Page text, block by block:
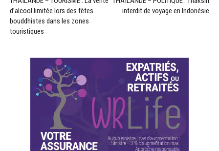
d’alcool limitée lors des fêtes
bouddhistes dans les zones
touristiques
interdit de voyage en Indonésie